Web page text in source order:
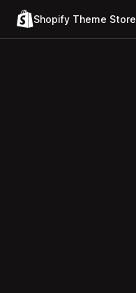
Shopify Theme Store